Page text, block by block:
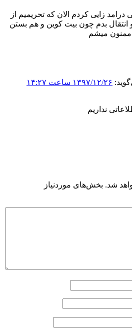
زایی کردم الان که تحریمیم از
انتقال بدم چون بیت کوین و هم بستن
ممنون میشم
۱۳۹۷/۱۲/۲۶ ساعت ۱۴:۲۷
نداریم
شد. بخش‌های موردنیاز